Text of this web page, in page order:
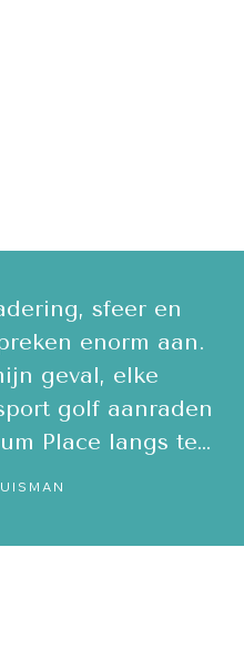
sfeer en
enorm aan.
geval, elke
golf aanraden
Place langs te…